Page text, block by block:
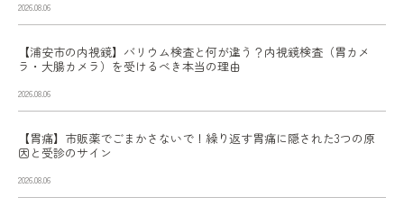
2026.08.06
【浦安市の内視鏡】バリウム検査と何が違う？内視鏡検査（胃カメ
ラ・大腸カメラ）を受けるべき本当の理由
2026.08.06
【胃痛】市販薬でごまかさないで！繰り返す胃痛に隠された3つの原
因と受診のサイン
2026.08.06